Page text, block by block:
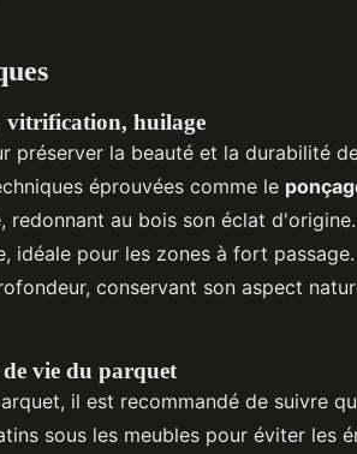
vitrification, huilage
préserver la beauté et la durabilité
éprouvées comme le
au bois son éclat
idéale pour les zones à fort passage.
conservant son aspect
vie du parquet
il est recommandé de suivre
sous les meubles pour éviter les